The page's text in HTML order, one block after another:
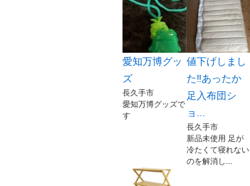
愛知万博グッ
ズ
長久手市
愛知万博グッズで
す
値下げしまし
た‼️あったか
足入布団シ
ョ...
長久手市
新品未使用 足が
冷たくて寝れない
のを解消し...